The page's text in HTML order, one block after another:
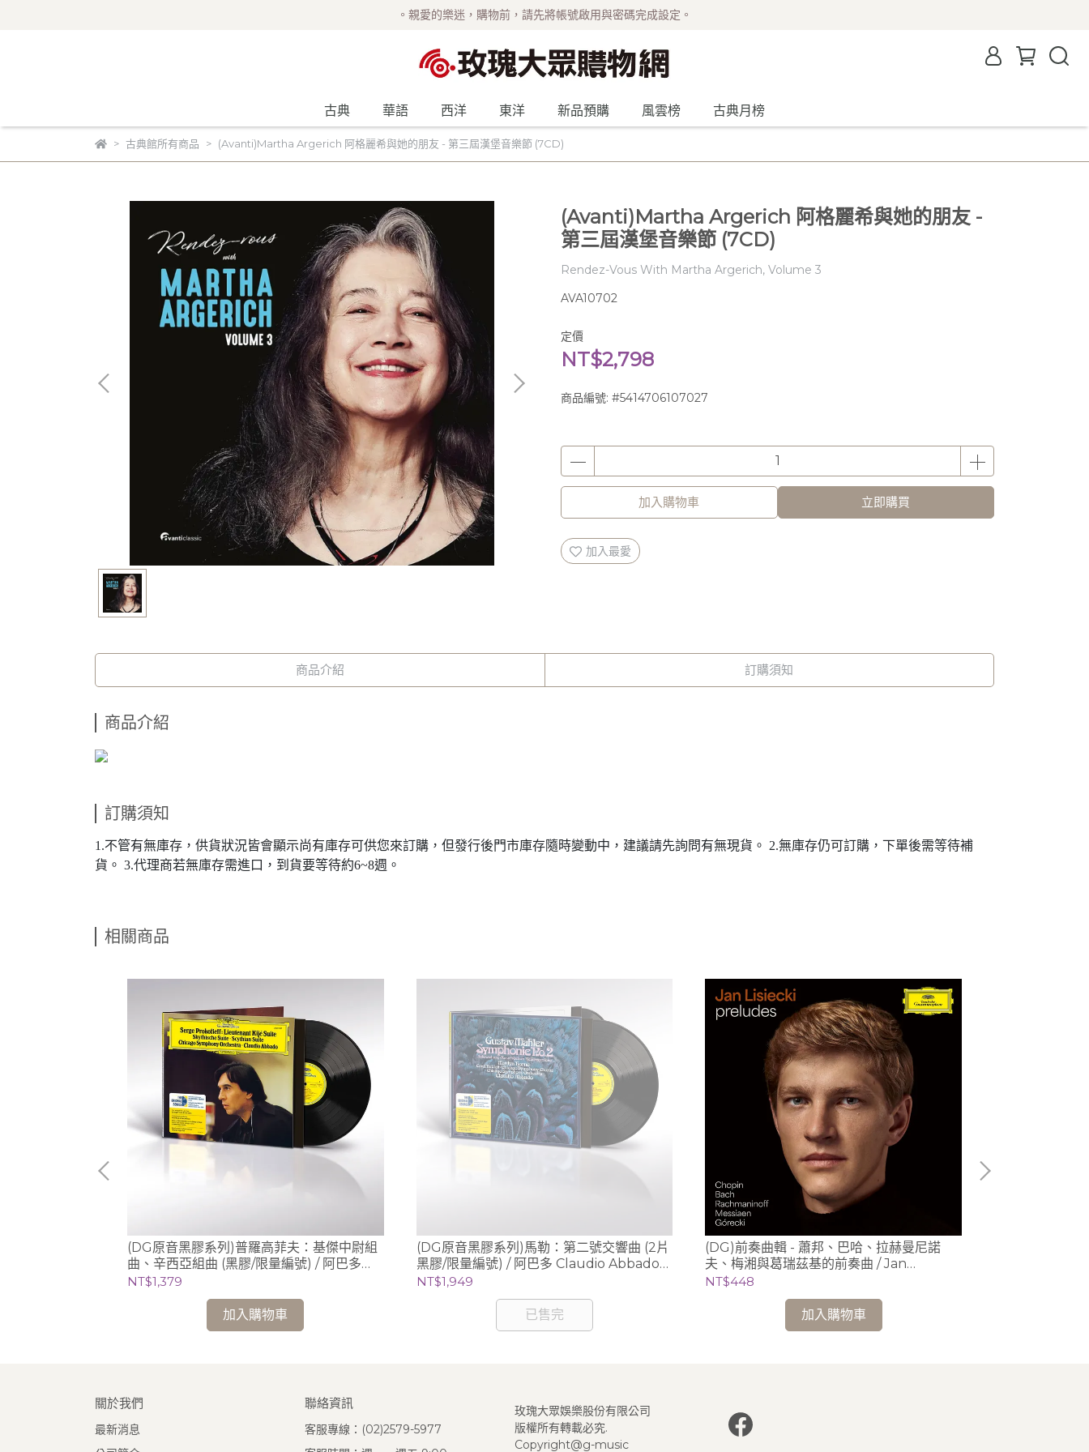
。親愛的樂迷，購物前，請先將帳號啟用與密碼完成設定。
古典 華語 西洋 東洋 新品預購 風雲榜 古典月榜
古典館所有商品 (Avanti)Martha Argerich 阿格麗希與她的朋友 - 第三屆漢堡音樂節 (7CD)
(Avanti)Martha Argerich 阿格麗希與她的朋友 -
第三屆漢堡音樂節 (7CD)
Rendez-Vous With Martha Argerich, Volume 3
AVA10702
定價
NT$2,798
商品編號: #5414706107027
加入購物車 立即購買
加入最愛
商品介紹 訂購須知
商品介紹
訂購須知
1.不管有無庫存，供貨狀況皆會顯示尚有庫存可供您來訂購，但發行後門市庫存隨時變動中，建議請先詢問有無現貨。 2.無庫存仍可訂購，下單後需等待補
貨。 3.代理商若無庫存需進口，到貨要等待約6~8週。
相關商品
(DG原音黑膠系列)普羅高菲夫：基傑中尉組
曲、辛西亞組曲 (黑膠/限量編號) / 阿巴多
Claudio Abbado (指揮) 芝加哥交響樂團
NT$1,379
加入購物車
(DG原音黑膠系列)馬勒：第二號交響曲 (2片
黑膠/限量編號) / 阿巴多 Claudio Abbado
(指揮) 芝加哥交響樂團
NT$1,949
已售完
(DG)前奏曲輯 - 蕭邦、巴哈、拉赫曼尼諾
夫、梅湘與葛瑞茲基的前奏曲 / Jan
Lisieckie 利謝茲基 (鋼琴)
NT$448
加入購物車
關於我們
最新消息
聯絡資訊
客服專線：(02)2579-5977
玫瑰大眾娛樂股份有限公司
版權所有轉載必究.
Copyright@g-music